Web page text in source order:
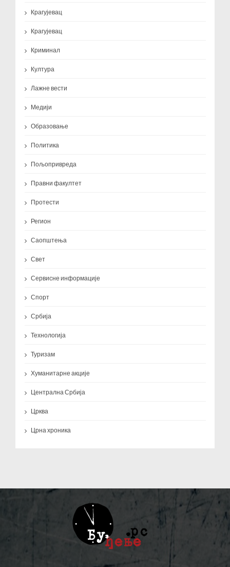
Крагујевац
Крагујевац
Криминал
Култура
Лажне вести
Медији
Образовање
Политика
Пољопривреда
Правни факултет
Протести
Регион
Саопштења
Свет
Сервисне информације
Спорт
Србија
Технологија
Туризам
Хуманитарне акције
Централна Србија
Црква
Црна хроника